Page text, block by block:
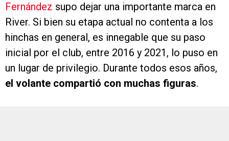
Fernández supo dejar una importante marca en
River. Si bien su etapa actual no contenta a los
hinchas en general, es innegable que su paso
inicial por el club, entre 2016 y 2021, lo puso en
un lugar de privilegio. Durante todos esos años,
el volante compartió con muchas figuras.